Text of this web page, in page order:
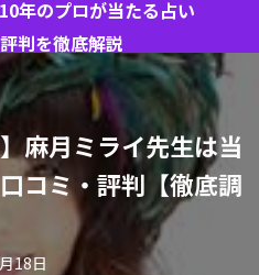
年のプロが当たる占い
判を徹底解説
麻月ミライ先生は当
コミ・評判【徹底調
18日